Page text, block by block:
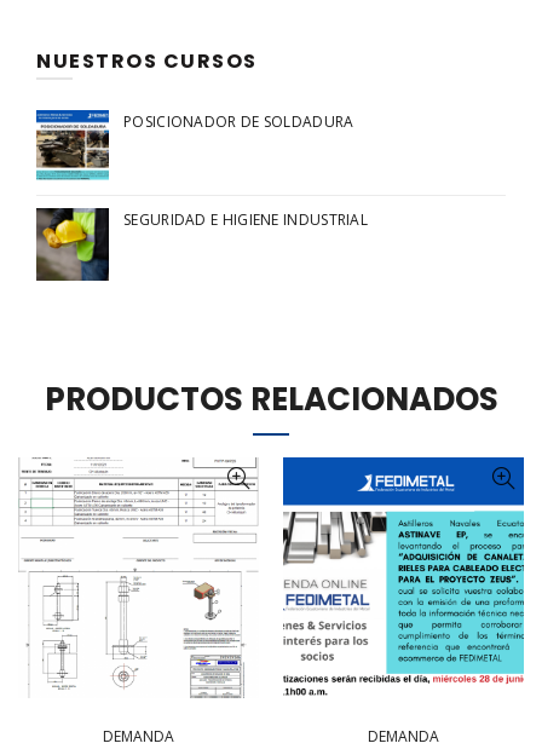
NUESTROS CURSOS
POSICIONADOR DE SOLDADURA
SEGURIDAD E HIGIENE INDUSTRIAL
PRODUCTOS RELACIONADOS
DEMANDA DEMANDA